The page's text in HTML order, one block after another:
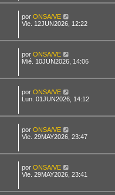
por ONSA/VE
Vie. 12JUN2026, 12:22
por ONSA/VE
Mié. 10JUN2026, 14:06
por ONSA/VE
Lun. 01JUN2026, 14:12
por ONSA/VE
Vie. 29MAY2026, 23:47
por ONSA/VE
Vie. 29MAY2026, 23:41